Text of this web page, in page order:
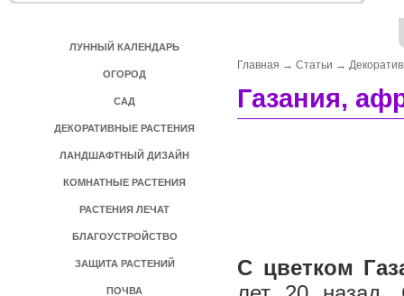
ЛУННЫЙ КАЛЕНДАРЬ
ОГОРОД
САД
ДЕКОРАТИВНЫЕ РАСТЕНИЯ
ЛАНДШАФТНЫЙ ДИЗАЙН
КОМНАТНЫЕ РАСТЕНИЯ
РАСТЕНИЯ ЛЕЧАТ
БЛАГОУСТРОЙСТВО
ЗАЩИТА РАСТЕНИЙ
ПОЧВА
Главная → Статьи →
Газания,
С цветком